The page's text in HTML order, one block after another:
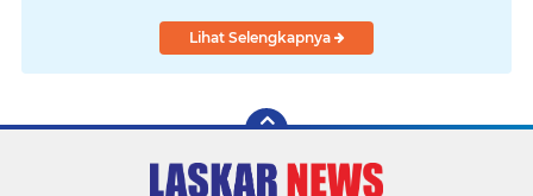
Lihat Selengkapnya